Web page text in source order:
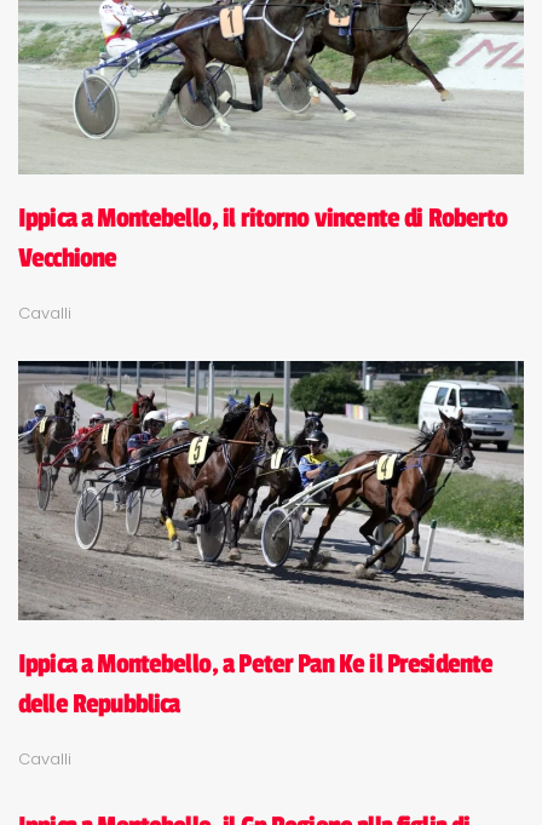
Ippica a Montebello, il ritorno vincente di Roberto
Vecchione
Cavalli
Ippica a Montebello, a Peter Pan Ke il Presidente
delle Repubblica
Cavalli